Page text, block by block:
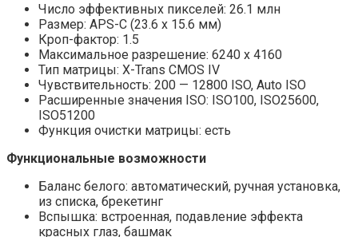
Число эффективных пикселей: 26.1 млн
Размер: APS-C (23.6 х 15.6 мм)
Кроп-фактор: 1.5
Максимальное разрешение: 6240 x 4160
Тип матрицы: X-Trans CMOS IV
Чувствительность: 200 — 12800 ISO, Auto ISO
Расширенные значения ISO: ISO100, ISO25600,
ISO51200
Функция очистки матрицы: есть
Функциональные возможности
Баланс белого: автоматический, ручная установка,
из списка, брекетинг
Вспышка: встроенная, подавление эффекта
красных глаз, башмак